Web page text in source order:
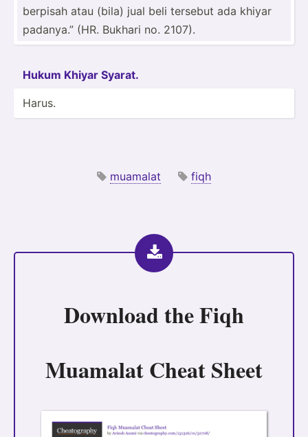
berpisah atau (bila) jual beli tersebut ada khiyar
padanya.” (HR. Bukhari no. 2107).
Hukum Khiyar Syarat.
Harus.
muamalat fiqh
Download theFiqh
Muamalat Cheat Sheet